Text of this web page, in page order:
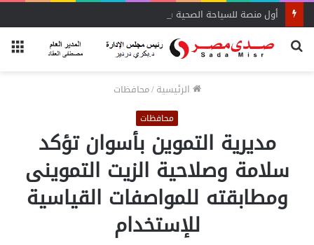
أول منصة للسياحة الصحية في مصر والشرق الأوسط وأفريقيا..
بحث
الرئيسية/محافظات
محافظات
مديرية التموين بأسوان تؤكد
سلامة وصلاحية الزيت التموينى
ومطابقته للمواصفات القياسية
للإستخدام